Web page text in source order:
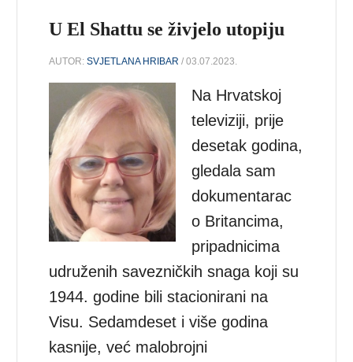
U El Shattu se živjelo utopiju
AUTOR:SVJETLANA HRIBAR / 03.07.2023.
Na Hrvatskoj
televiziji, prije
desetak godina,
gledala sam
dokumentarac
o Britancima,
pripadnicima
udruženih savezničkih snaga koji su
1944. godine bili stacionirani na
Visu. Sedamdeset i više godina
kasnije, već malobrojni